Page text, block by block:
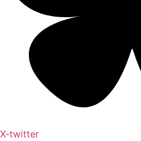
X-twitter